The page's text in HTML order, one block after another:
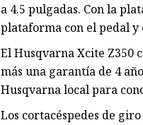
a 4.5 pulgadas. Con la
plataforma con el pedal y
El Husqvarna Xcite Z350
más una garantía de 4
Husqvarna local para
Los cortacéspedes de